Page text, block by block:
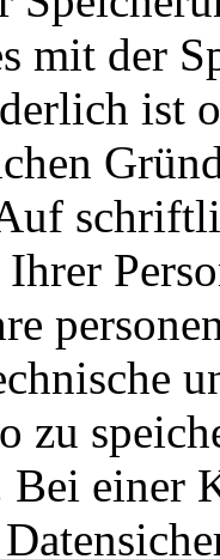
mit der
ist
zu
Bei einer